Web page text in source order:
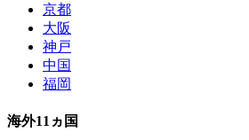
京都
大阪
神戸
中国
福岡
海外11 ヵ国